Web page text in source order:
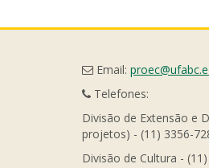
Email:
Telefones:
Divisão de Extensão e
projetos) - (11) 3356-
Divisão de Cultura -